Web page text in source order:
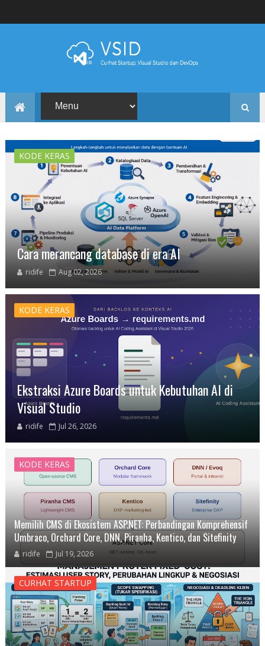
KODE KERAS
Cara merancang database di era AI
ridife Aug 02, 2026
KODE KERAS
Ekstraksi Azure Boards untuk Kebutuhan AI di
Visual Studio
ridife Jul 26, 2026
KODE KERAS
Memilih CMS di Ekosistem ASP.NET: Perbandingan Komprehensif
Umbraco, Orchard Core, DNN, Piranha, Kentico, dan Sitefinity
ridife Jul 19, 2026
CURHAT STARTUP